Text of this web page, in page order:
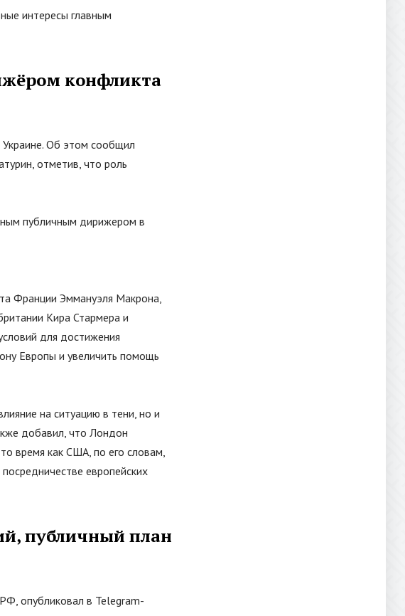
интересы главным
конфликта
Об этом сообщил
отметив, что роль
публичным дирижером в
Франции Эммануэля Макрона,
Кира Стармера и
для достижения
Европы и увеличить помощь
на ситуацию в тени, но и
добавил, что Лондон
время как США, по его словам,
европейских
публичный план
опубликовал в Telegram-